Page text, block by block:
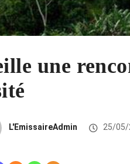
une
L'EmissaireAdmin 25/05/